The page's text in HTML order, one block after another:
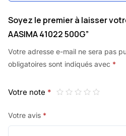
Soyez le premier à laisser
AASIMA 41022 500G”
Votre adresse e-mail ne sera pas
obligatoires sont indiqués avec *
Votre note *
Votre avis *